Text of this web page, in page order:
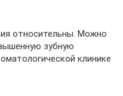
относительны. Можно
зубную
клинике